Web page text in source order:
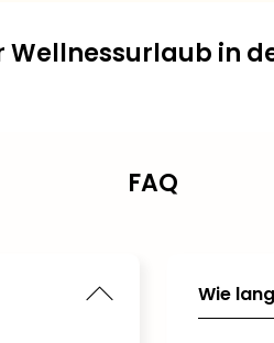
Wellnessurlaub in
FAQ
Wie